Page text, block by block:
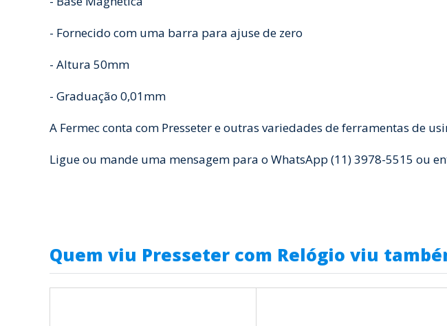
- Fornecido com uma barra para ajuse de zero
- Altura 50mm
- Graduação 0,01mm
A Fermec conta com Presseter e outras variedades de ferramentas de
Ligue ou mande uma mensagem para o WhatsApp (11) 3978-5515 ou
Quem viu Presseter com Relógio viu